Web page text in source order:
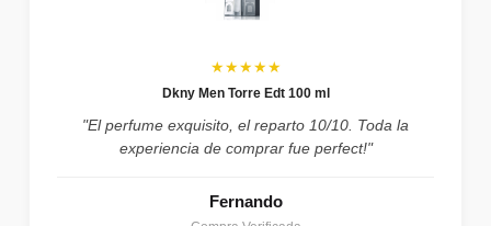
★★★★★
Dkny Men Torre Edt 100 ml
"El perfume exquisito, el reparto 10/10. Toda la
experiencia de comprar fue perfect!"
Fernando